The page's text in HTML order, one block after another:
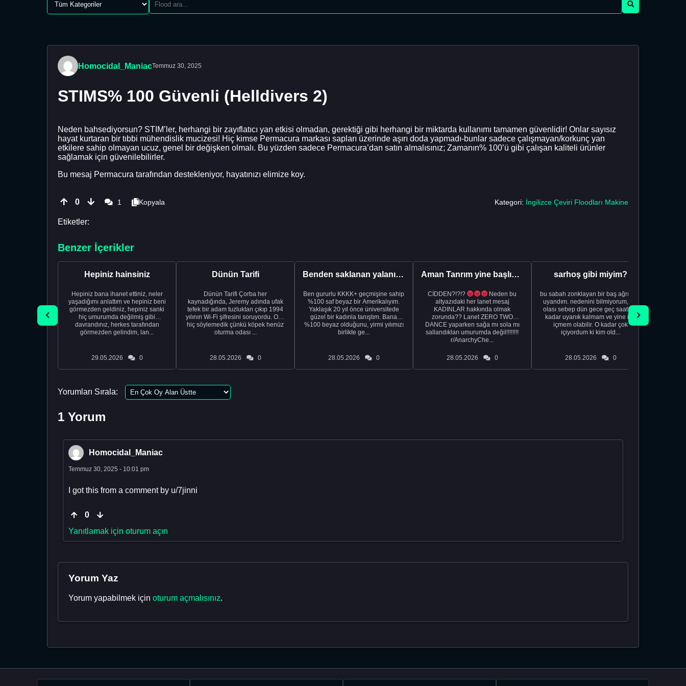
Homocidal_ManiacTemmuz 30, 2025
STIMS% 100 Güvenli (Helldivers 2)
Neden bahsediyorsun? STIM’ler, herhangi bir zayıflatıcı yan etkisi olmadan, gerektiği gibi herhangi bir miktarda kullanımı tamamen güvenlidir! Onlar sayısız
hayat kurtaran bir tıbbi mühendislik mucizesi! Hiç kimse Permacura markası sapları üzerinde aşırı doda yapmadı-bunlar sadece çalışmayan/korkunç yan
etkilere sahip olmayan ucuz, genel bir değişken olmalı. Bu yüzden sadece Permacura’dan satın almalısınız; Zamanın% 100’ü gibi çalışan kaliteli ürünler
sağlamak için güvenilebilirler.
Bu mesaj Permacura tarafından destekleniyor, hayatınızı elimize koy.
0 1 Kopyala Kategori: İngilizce Çeviri Floodları Makine
Etiketler:
Benzer İçerikler
Hepiniz hainsiniz
Hepiniz bana ihanet ettiniz, neler
yaşadığımı anlattım ve hepiniz beni
görmezden geldiniz, hepiniz sanki
hiç umurumda değilmiş gibi
davrandınız, herkes tarafından
görmezden gelindim, lan...
29.05.2026 0
Dünün Tarifi
Dünün Tarifi Çorba her
kaynadığında, Jeremy adında ufak
tefek bir adam tuzluktan çıkıp 1994
yılının Wi-Fi şifresini soruyordu. Ona
hiç söylemedik çünkü köpek henüz
oturma odası ...
28.05.2026 0
Benden saklanan yalanı ortaya çıkardıktan sonra eşimden...
Ben gururlu KKKK+ geçmişine sahip
%100 saf beyaz bir Amerikalıyım.
Yaklaşık 20 yıl önce üniversitede
güzel bir kadınla tanıştım. Bana
%100 beyaz olduğunu, yirmi yılımızı
birlikte ge...
28.05.2026 0
Aman Tanrım yine başlıyoruz..
CİDDEN?!?!?
Neden bu
altyazıdaki her lanet mesaj
KADINLAR hakkında olmak
zorunda?? Lanet ZERO TWO
DANCE yaparken sağa mı sola mı
sallandıkları umurumda değil!!!!!!!!
r/AnarchyChe...
28.05.2026 0
sarhoş gibi miyim?
bu sabah zonklayan bir baş ağrısıyla
uyandım. nedenini bilmiyorum, tek
olası sebep dün gece geç saatlere
kadar uyanık kalmam ve yine içki
içmem olabilir. O kadar çok
içiyordum ki kim old...
28.05.2026 0
Yorumları Sırala:
1 Yorum
Homocidal_Maniac
Temmuz 30, 2025 - 10:01 pm
I got this from a comment by u/7jinni
0
Yanıtlamak için oturum açın
Yorum Yaz
Yorum yapabilmek için oturum açmalısınız.